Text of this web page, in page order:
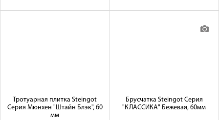
Тротуарная плитка Steingot
Серия Мюнхен "Штайн Блэк", 60
мм
Брусчатка Steingot Серия
"КЛАССИКА" Бежевая, 60мм